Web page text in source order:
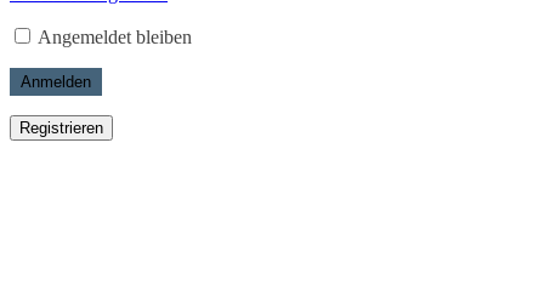
Angemeldet bleiben
Anmelden
Registrieren